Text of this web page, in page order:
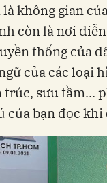
không gian
còn là nơi
thống của
của các loại
trúc, sưu tầm...
của bạn đọc khi